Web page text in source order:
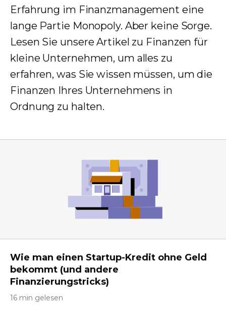
Erfahrung im Finanzmanagement eine
lange Partie Monopoly. Aber keine Sorge.
Lesen Sie unsere Artikel zu Finanzen für
kleine Unternehmen, um alles zu
erfahren, was Sie wissen müssen, um die
Finanzen Ihres Unternehmens in
Ordnung zu halten.
Wie man einen Startup-Kredit ohne Geld
bekommt (und andere
Finanzierungstricks)
16 min gelesen